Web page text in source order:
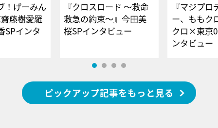
！げーみん
藤樹愛羅
SPインタ
『クロスロード ～救命
救急の約束～』今田美
桜SPインタビュー
『マジプロ
ー、ももク
クロ×東京
ンタビュー
ピックアップ記事をもっと見る